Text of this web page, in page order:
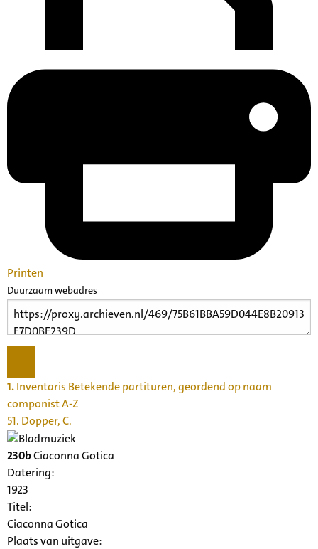
Printen
Duurzaam webadres
1.Inventaris Betekende partituren, geordend op naam
componist A-Z
51. Dopper, C.
230bCiaconna Gotica
Datering:
1923
Titel:
Ciaconna Gotica
Plaats van uitgave: